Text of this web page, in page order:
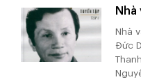
Nhà
Nhà
Đức